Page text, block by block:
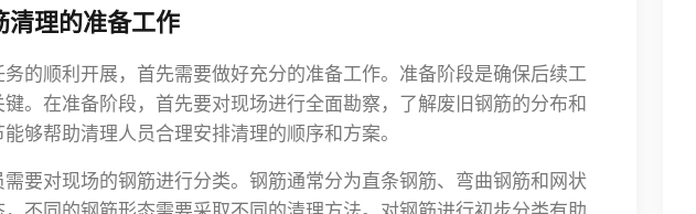
清理的准备工作
的顺利开展，首先需要做好充分的准备工作。准备阶段是确保后续工
。在准备阶段，首先要对现场进行全面勘察，了解废旧钢筋的分布和
够帮助清理人员合理安排清理的顺序和方案。
要对现场的钢筋进行分类。钢筋通常分为直条钢筋、弯曲钢筋和网状
不同的钢筋形态需要采取不同的清理方法。对钢筋进行初步分类有助